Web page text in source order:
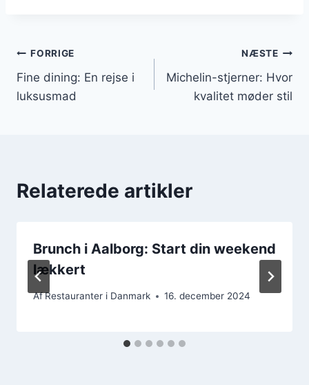
Indlægsnavigation
FORRIGE
Fine dining: En rejse i
luksusmad
NÆSTE
Michelin-stjerner: Hvor
kvalitet møder stil
Relaterede artikler
Brunch i Aalborg: Start din weekend
lækkert
AfRestauranter i Danmark 16. december 2024